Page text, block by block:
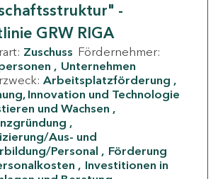
-
GRW RIGA
Zuschuss Fördernehmer:
Unternehmen
Arbeitsplatzförderung
Innovation und Technologie
und Wachsen
Aus- und
Personal
Förderung
Investitionen in